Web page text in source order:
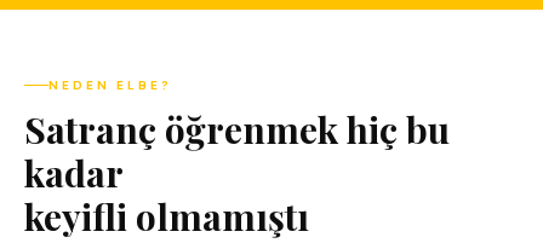
NEDEN ELBE?
Satranç öğrenmek hiç bu
kadar
keyifli olmamıştı